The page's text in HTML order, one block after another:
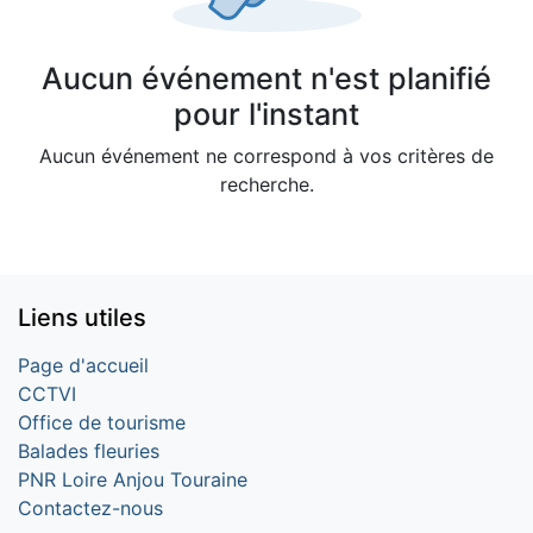
Aucun événement n'est planifié
pour l'instant
Aucun événement ne correspond à vos critères de
recherche.
Liens utiles
Page d'accueil
CCTVI
Office de tourisme
Balades fleuries
PNR Loire Anjou Touraine
Contactez-nous